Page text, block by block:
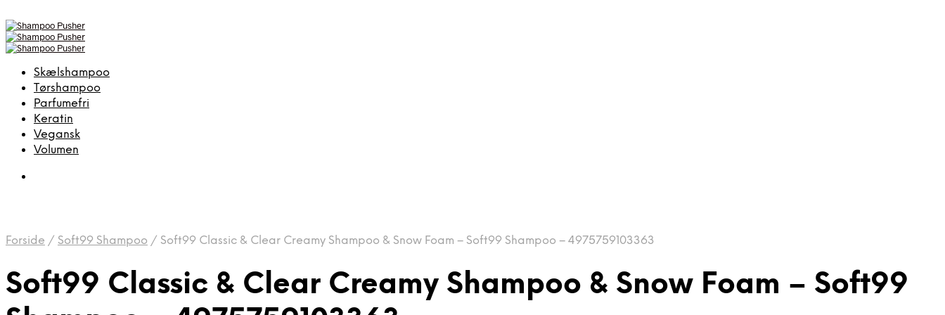
Skælshampoo
Tørshampoo
Parfumefri
Keratin
Vegansk
Volumen
Forside / Soft99 Shampoo / Soft99 Classic & Clear Creamy Shampoo & Snow Foam – Soft99 Shampoo – 4975759103363
Soft99 Classic & Clear Creamy Shampoo & Snow Foam – Soft99